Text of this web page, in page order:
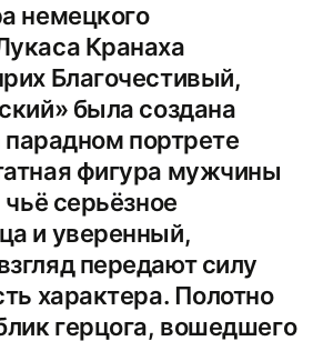
немецкого
Кранаха
Благочестивый,
была создана
парадном портрете
фигура мужчины
серьёзное
и уверенный,
передают силу
характера. Полотно
герцога, вошедшего